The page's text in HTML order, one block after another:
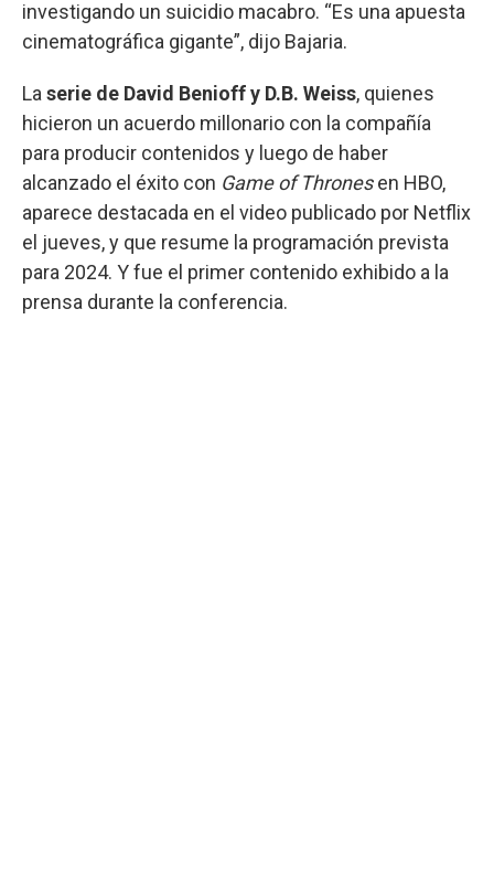
investigando un suicidio macabro. “Es una apuesta
cinematográfica gigante”, dijo Bajaria.
Laserie de David Benioff y D.B. Weiss, quienes
hicieron un acuerdo millonario con la compañía
para producir contenidos y luego de haber
alcanzado el éxito con Game of Thronesen HBO,
aparece destacada en el video publicado por Netflix
el jueves, y que resume la programación prevista
para 2024. Y fue el primer contenido exhibido a la
prensa durante la conferencia.